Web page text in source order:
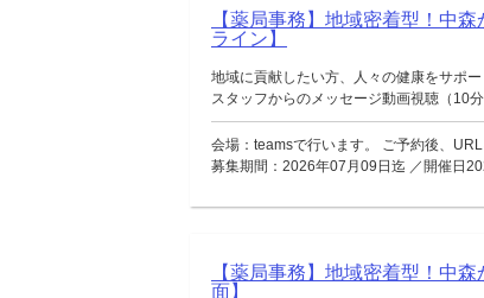
【薬局事務】地域密着型！中
ライン】
地域に貢献したい方、人々の健康をサポ
スタッフからのメッセージ動画視聴（10
会場：teamsで行います。 ご予約後、URL
募集期間：2026年07月09日迄 ／開催日
【薬局事務】地域密着型！中
面】